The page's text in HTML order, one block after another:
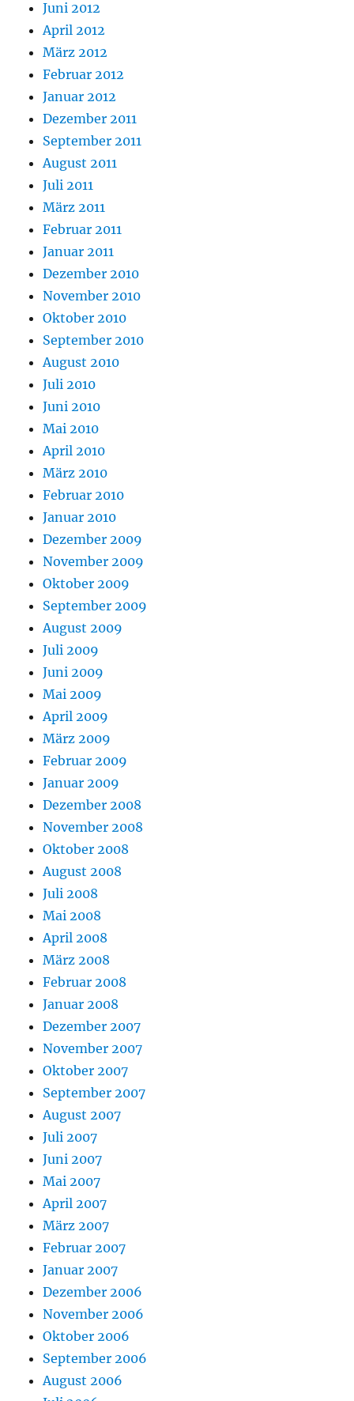
Juni 2012
April 2012
März 2012
Februar 2012
Januar 2012
Dezember 2011
September 2011
August 2011
Juli 2011
März 2011
Februar 2011
Januar 2011
Dezember 2010
November 2010
Oktober 2010
September 2010
August 2010
Juli 2010
Juni 2010
Mai 2010
April 2010
März 2010
Februar 2010
Januar 2010
Dezember 2009
November 2009
Oktober 2009
September 2009
August 2009
Juli 2009
Juni 2009
Mai 2009
April 2009
März 2009
Februar 2009
Januar 2009
Dezember 2008
November 2008
Oktober 2008
August 2008
Juli 2008
Mai 2008
April 2008
März 2008
Februar 2008
Januar 2008
Dezember 2007
November 2007
Oktober 2007
September 2007
August 2007
Juli 2007
Juni 2007
Mai 2007
April 2007
März 2007
Februar 2007
Januar 2007
Dezember 2006
November 2006
Oktober 2006
September 2006
August 2006